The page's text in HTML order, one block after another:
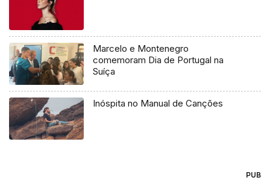
Marcelo e Montenegro
comemoram Dia de Portugal na
Suíça
Inóspita no Manual de Canções
PUB